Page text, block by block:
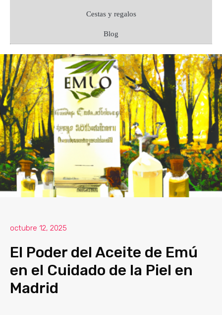
Cestas y regalos
Blog
octubre 12, 2025
El Poder del Aceite de Emú
en el Cuidado de la Piel en
Madrid